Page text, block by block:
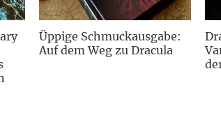
Üppige Schmuckausgabe:
Auf dem Weg zu Dracula